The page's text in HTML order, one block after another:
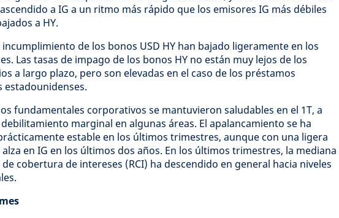
a IG a un ritmo más rápido que los emisores IG más débiles
a HY.
incumplimiento de los bonos USD HY han bajado ligeramente en los
Las tasas de impago de los bonos HY no están muy lejos de los
a largo plazo, pero son elevadas en el caso de los préstamos
estadounidenses.
fundamentales corporativos se mantuvieron saludables en el 1T, a
marginal en algunas áreas. El apalancamiento se ha
estable en los últimos trimestres, aunque con una ligera
en IG en los últimos dos años. En los últimos trimestres, la mediana
cobertura de intereses (RCI) ha descendido en general hacia niveles